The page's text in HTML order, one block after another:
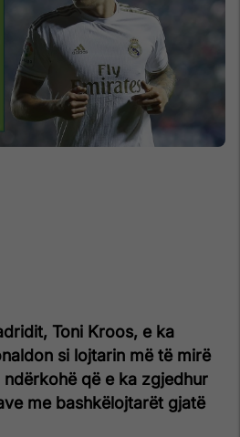
Toni Kroos, e ka
si lojtarin më të mirë
që e ka zgjedhur
me bashkëlojtarët gjatë